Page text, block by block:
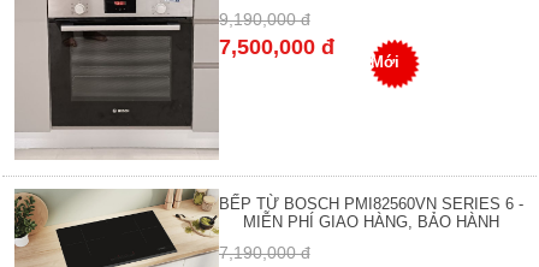
9,190,000 đ
7,500,000 đ
Mới
BẾP TỪ BOSCH PMI82560VN SERIES 6 -
MIỄN PHÍ GIAO HÀNG, BẢO HÀNH
7,190,000 đ